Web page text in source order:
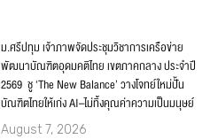
ม.ศรีปทุม เจ้าภาพจัดประชุมวิชาการเครือข่าย
พัฒนาบัณฑิตอุดมคติไทย เขตภาคกลาง ประจำปี
2569 ชู ‘The New Balance’ วางโจทย์ใหม่ปั้น
บัณฑิตไทยให้เก่ง AI–ไม่ทิ้งคุณค่าความเป็นมนุษย์
August 7, 2026